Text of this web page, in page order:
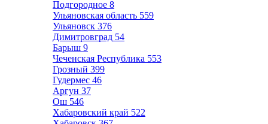
Подгородное 8
Ульяновская область 559
Ульяновск 376
Димитровград 54
Барыш 9
Чеченская Республика 553
Грозный 399
Гудермес 46
Аргун 37
Ош 546
Хабаровский край 522